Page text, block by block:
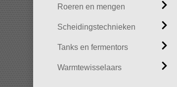
Roeren en mengen
Scheidingstechnieken
Tanks en fermentors
Warmtewisselaars